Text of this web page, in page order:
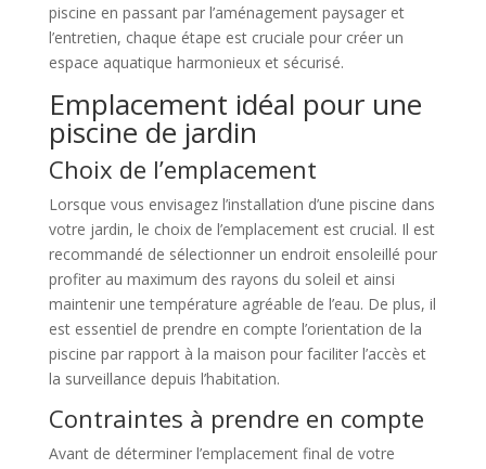
piscine en passant par l’aménagement paysager et
l’entretien, chaque étape est cruciale pour créer un
espace aquatique harmonieux et sécurisé.
Emplacement idéal pour une
piscine de jardin
Choix de l’emplacement
Lorsque vous envisagez l’installation d’une piscine dans
votre jardin, le choix de l’emplacement est crucial. Il est
recommandé de sélectionner un endroit ensoleillé pour
profiter au maximum des rayons du soleil et ainsi
maintenir une température agréable de l’eau. De plus, il
est essentiel de prendre en compte l’orientation de la
piscine par rapport à la maison pour faciliter l’accès et
la surveillance depuis l’habitation.
Contraintes à prendre en compte
Avant de déterminer l’emplacement final de votre